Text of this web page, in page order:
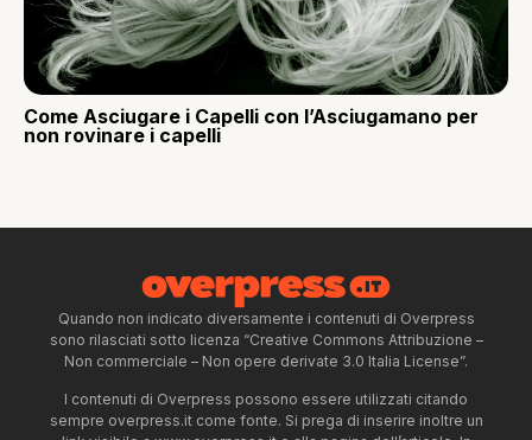
Come Asciugare i Capelli con l’Asciugamano per
non rovinare i capelli
Quando non indicato diversamente i contenuti di Overpress
sono rilasciati sotto licenza “Creative Commons Attribuzione –
Non commerciale – Non opere derivate 3.0 Italia License”.
I contenuti di Overpress possono essere utilizzati citando
sempre overpress.it come fonte. Si prega di inserire inoltre un